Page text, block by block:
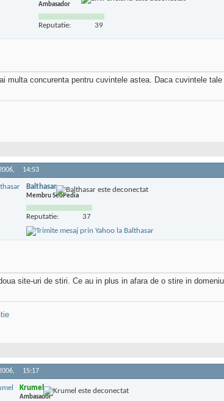
Ambasador
Reputatie: 39
multa concurenta pentru cuvintele astea. Daca cuvintele
14:53
Balthasar
Membru SeoPedia
Reputatie: 37
site-uri de stiri. Ce au in plus in afara de o stire in
15:17
Krumel
Ambasador